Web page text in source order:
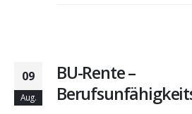
09
Aug.
BU-Rente –